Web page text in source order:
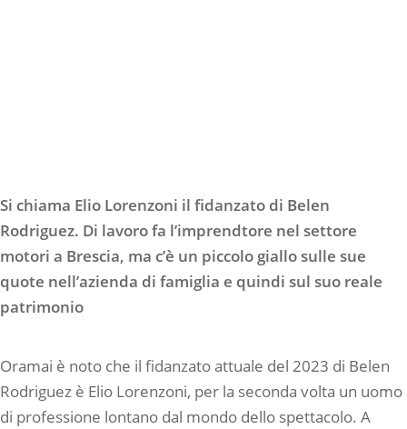
Si chiama Elio Lorenzoni il fidanzato di Belen
Rodriguez. Di lavoro fa l’imprendtore nel settore
motori a Brescia, ma c’è un piccolo giallo sulle sue
quote nell’azienda di famiglia e quindi sul suo reale
patrimonio
Oramai è noto che il fidanzato attuale del 2023 di Belen
Rodriguez è Elio Lorenzoni, per la seconda volta un uomo
di professione lontano dal mondo dello spettacolo. A